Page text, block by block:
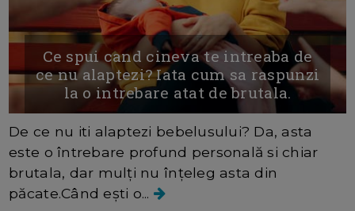
Ce spui cand cineva te intreaba de
ce nu alaptezi? Iata cum sa raspunzi
la o intrebare atat de brutala.
De ce nu iti alaptezi bebelusului? Da, asta
este o întrebare profund personală si chiar
brutala, dar mulți nu înțeleg asta din
păcate.Când ești o...